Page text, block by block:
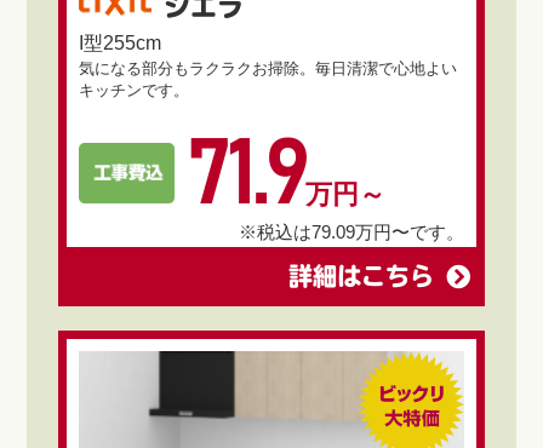
シエラ
I型255cm
気になる部分もラクラクお掃除。毎日清潔で心地よい
キッチンです。
71.9万円～
※税込は79.09万円〜です。
詳細はこちら